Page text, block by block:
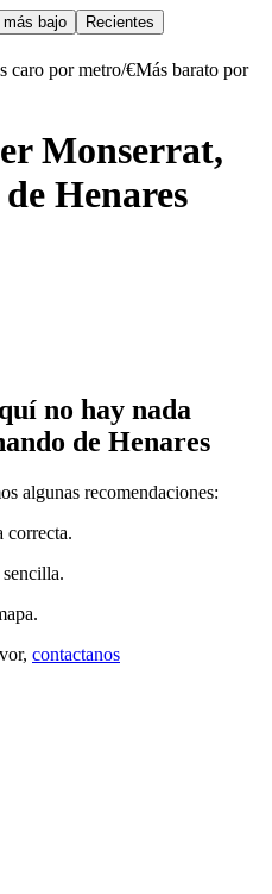
más bajo
Recientes
caro por metro/€Más barato por
Monserrat,
Henares
no hay nada
de Henares
algunas recomendaciones:
correcta.
contactanos